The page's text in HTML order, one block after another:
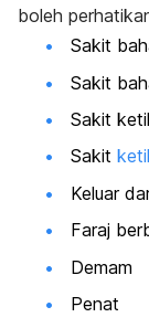
boleh
Sakit
Sakit
Sakit
Sakit
Keluar
Faraj
Demam
Penat